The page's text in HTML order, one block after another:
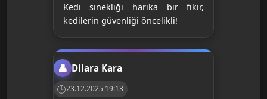
Kedi sinekliği harika bir fikir,
kedilerin güvenliği öncelikli!
Dilara Kara
23.12.2025 19:13